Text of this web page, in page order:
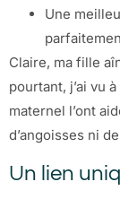
Une
Claire, ma fille
pourtant, j’ai vu
maternel l’ont
d’angoisses ni
Un lien